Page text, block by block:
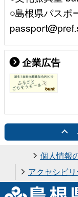
○島根県パスポ
企業広告
個人情報
アクセシビリ